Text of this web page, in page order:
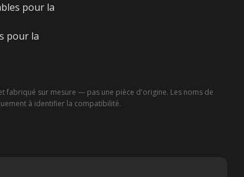
pour la
pour la
fabriqué sur mesure — pas une pièce d'origine. Les noms de
à identifier la compatibilité.